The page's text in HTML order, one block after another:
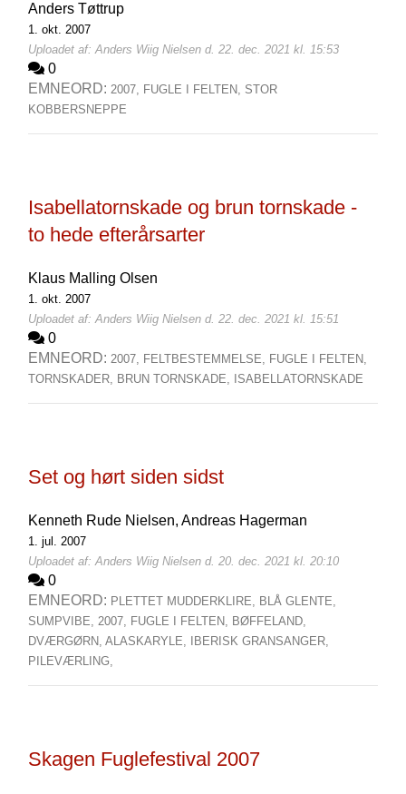
Anders Tøttrup
1. okt. 2007
Uploadet af: Anders Wiig Nielsen d. 22. dec. 2021 kl. 15:53
0
EMNEORD: 2007, FUGLE I FELTEN, STOR
KOBBERSNEPPE
Isabellatornskade og brun tornskade -
to hede efterårsarter
Klaus Malling Olsen
1. okt. 2007
Uploadet af: Anders Wiig Nielsen d. 22. dec. 2021 kl. 15:51
0
EMNEORD: 2007, FELTBESTEMMELSE, FUGLE I FELTEN,
TORNSKADER, BRUN TORNSKADE, ISABELLATORNSKADE
Set og hørt siden sidst
Kenneth Rude Nielsen, Andreas Hagerman
1. jul. 2007
Uploadet af: Anders Wiig Nielsen d. 20. dec. 2021 kl. 20:10
0
EMNEORD: PLETTET MUDDERKLIRE, BLÅ GLENTE,
SUMPVIBE, 2007, FUGLE I FELTEN, BØFFELAND,
DVÆRGØRN, ALASKARYLE,
IBERISK GRANSANGER,
PILEVÆRLING,
Skagen Fuglefestival 2007